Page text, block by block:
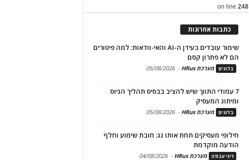
on line248
כתבות אחרונות
שימור עובדים בעידן ה-AI והאי-וודאות: למה פיטורים
הם לא פתרון קסם
בלוגים מערכת HRus -
05/08/2026
7 עמודי התווך שיש להציב בבסיס תהליך הגיוס
ומיתוג המעסיק
בלוגים מערכת HRus -
05/08/2026
חילופי מעסיקים תחת אותו גג: חובת שימוע וחלף
הודעה מוקדמת
דיני עבודה מערכת HRus -
04/08/2026